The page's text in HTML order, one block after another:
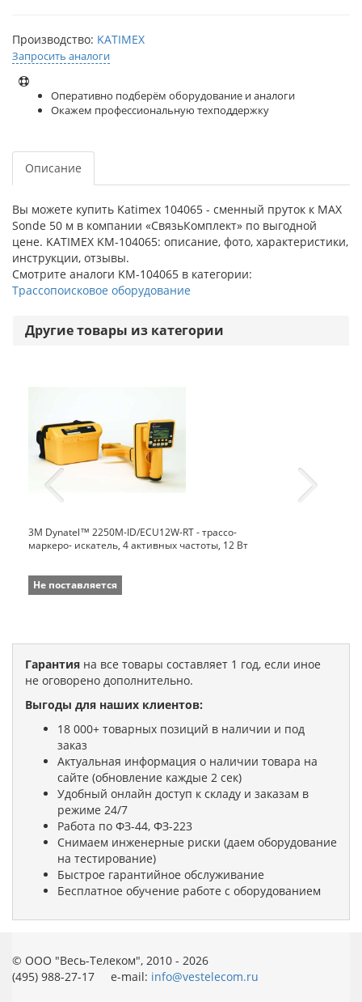
Производство: KATIMEX
Запросить аналоги
Оперативно подберём оборудование и аналоги
Окажем профессиональную техподдержку
Описание
Вы можете купить Katimex 104065 - сменный пруток к MAX
Sonde 50 м в компании «СвязьКомплект» по выгодной
цене. KATIMEX KM-104065: описание, фото, характеристики,
инструкции, отзывы.
Смотрите аналоги KM-104065 в категории:
Трассопоисковое оборудование
Другие товары из категории
3M Dynatel™ 2250M-ID/ECU12W-RT - трассо-
маркеро- искатель, 4 активных частоты, 12 Вт
Не поставляется
Гарантия на все товары составляет 1 год, если иное
не оговорено дополнительно.
Выгоды для наших клиентов:
18 000+ товарных позиций в наличии и под
заказ
Актуальная информация о наличии товара на
сайте (обновление каждые 2 сек)
Удобный онлайн доступ к складу и заказам в
режиме 24/7
Работа по ФЗ-44, ФЗ-223
Снимаем инженерные риски (даем оборудование
на тестирование)
Быстрое гарантийное обслуживание
Бесплатное обучение работе с оборудованием
© ООО "Весь-Телеком", 2010 - 2026
(495) 988-27-17 e-mail: info@vestelecom.ru